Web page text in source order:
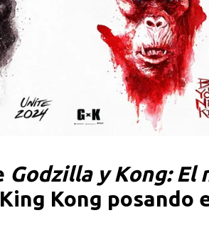
Godzilla y Kong: El
Kong posando